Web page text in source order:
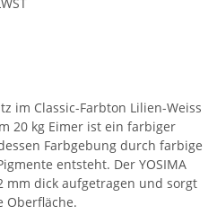
im Classic-Farbton Lilien-Weiss
20 kg Eimer ist ein farbiger
Farbgebung durch farbige
entsteht. Der YOSIMA
mm dick aufgetragen und sorgt